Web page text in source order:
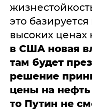
это
высоких ценах
в США новая
там будет
решение
цены на
то Путин не